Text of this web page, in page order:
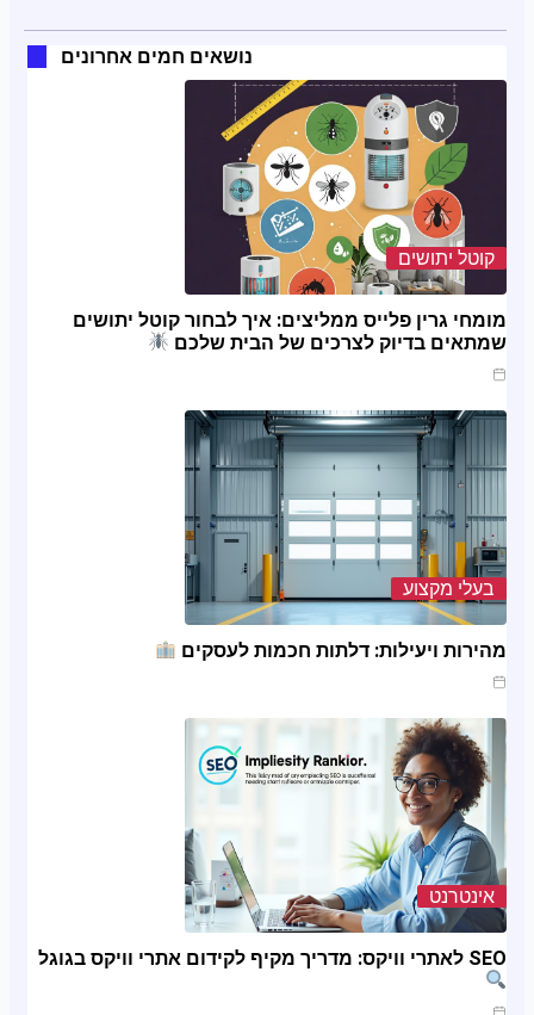
נושאים חמים אחרונים
קוטל יתושים
מומחי גרין פלייס ממליצים: איך לבחור קוטל יתושים
שמתאים בדיוק לצרכים של הבית שלכם
מרץ 20, 2025
בעלי מקצוע
מהירות ויעילות: דלתות חכמות לעסקים
ינו 20, 2025
אינטרנט
SEO לאתרי וויקס: מדריך מקיף לקידום אתרי וויקס בגוגל